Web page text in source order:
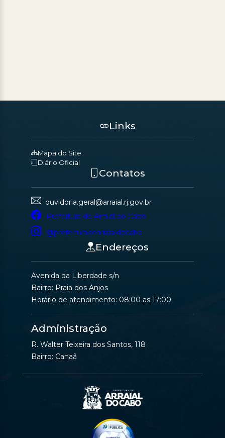
Links
Mapa do Site
Diário Oficial
Contatos
ouvidoria.geral@arraial.rj.gov.br
Prefeitura de Arraial do Cabo
@prefeituradearraialdocabo
Endereços
Avenida da Liberdade s/n
Bairro: Praia dos Anjos
Horário de atendimento: 08:00 as 17:00
Administração
R. Walter Teixeira dos Santos, 118
Bairro: Canaã